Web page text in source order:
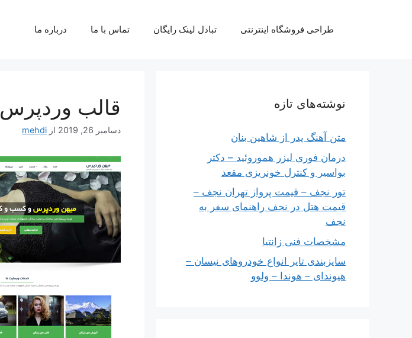
طراحی فروشگاه اینترنتی تبادل لینک رایگان تماس با ما درباره ما
قالب وردپرس Cosmica Green فارسی
دسامبر 26, 2019 از mehdi
نوشته‌های تازه
متن آهنگ پدر از شاهین بنان
درمان فوری لیزر هموروئید – دکتر
بواسیر و کنترل خونریزی مقعد
تور نجف – قیمت پرواز تهران نجف –
قیمت هتل در نجف راهنمای سفر به
نجف
مشخصات فنی زانتیا
سایزبندی تایر انواع خودروهای نیسان –
هیوندای – هوندا – ولوو